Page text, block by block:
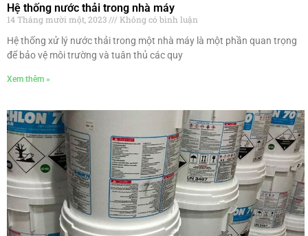
Hệ thống nước thải trong nhà máy
14 Tháng mười một, 2023
Không có bình luận
Hệ thống xử lý nước thải trong một nhà máy là một phần quan trọng
để bảo vệ môi trường và tuân thủ các quy
Xem thêm »